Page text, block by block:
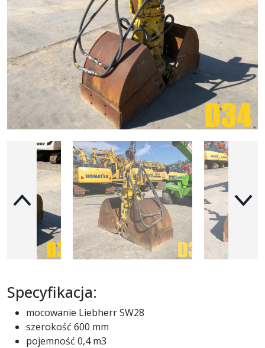
Specyfikacja:
mocowanie Liebherr SW28
szerokość 600 mm
pojemność 0,4 m3